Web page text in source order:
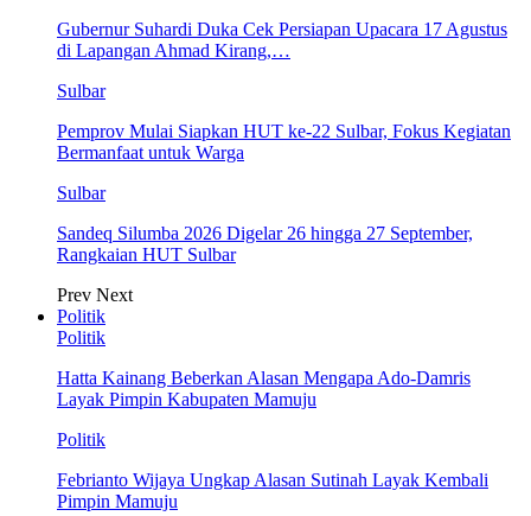
Gubernur Suhardi Duka Cek Persiapan Upacara 17 Agustus
di Lapangan Ahmad Kirang,…
Sulbar
Pemprov Mulai Siapkan HUT ke-22 Sulbar, Fokus Kegiatan
Bermanfaat untuk Warga
Sulbar
Sandeq Silumba 2026 Digelar 26 hingga 27 September,
Rangkaian HUT Sulbar
Prev Next
Politik
Politik
Hatta Kainang Beberkan Alasan Mengapa Ado-Damris
Layak Pimpin Kabupaten Mamuju
Politik
Febrianto Wijaya Ungkap Alasan Sutinah Layak Kembali
Pimpin Mamuju